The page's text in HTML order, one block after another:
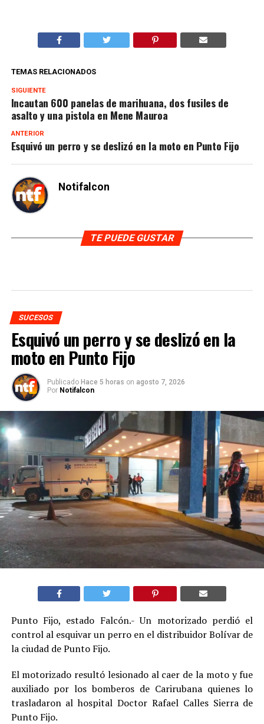
TEMAS RELACIONADOS
SIGUIENTE
Incautan 600 panelas de marihuana, dos fusiles de
asalto y una pistola en Mene Mauroa
ANTERIOR
Esquivó un perro y se deslizó en la moto en Punto Fijo
Notifalcon
TE PUEDE GUSTAR
SUCESOS
Esquivó un perro y se deslizó en la
moto en Punto Fijo
Publicado Hace 5 horas on agosto 7, 2026
Por Notifalcon
Punto Fijo, estado Falcón.- Un motorizado perdió el
control al esquivar un perro en el distribuidor Bolívar de
la ciudad de Punto Fijo.
El motorizado resultó lesionado al caer de la moto y fue
auxiliado por los bomberos de Carirubana quienes lo
trasladaron al hospital Doctor Rafael Calles Sierra de
Punto Fijo.